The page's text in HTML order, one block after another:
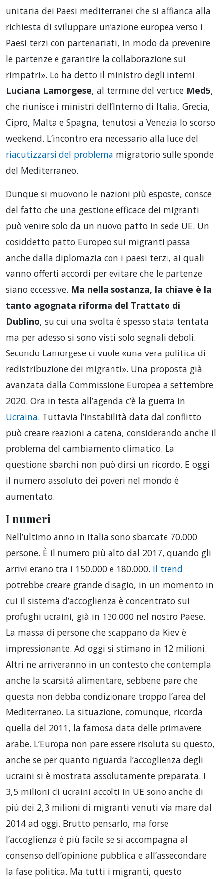
unitaria dei Paesi mediterranei che si affianca alla
richiesta di sviluppare un’azione europea verso i
Paesi terzi con partenariati, in modo da prevenire
le partenze e garantire la collaborazione sui
rimpatri». Lo ha detto il ministro degli interni
Luciana Lamorgese, al termine del vertice Med5,
che riunisce i ministri dell’Interno di Italia, Grecia,
Cipro, Malta e Spagna, tenutosi a Venezia lo scorso
weekend. L’incontro era necessario alla luce del
riacutizzarsi del problema migratorio sulle sponde
del Mediterraneo.
Dunque si muovono le nazioni più esposte, consce
del fatto che una gestione efficace dei migranti
può venire solo da un nuovo patto in sede UE. Un
cosiddetto patto Europeo sui migranti passa
anche dalla diplomazia con i paesi terzi, ai quali
vanno offerti accordi per evitare che le partenze
siano eccessive. Ma nella sostanza, la chiave è la
tanto agognata riforma del Trattato di
Dublino, su cui una svolta è spesso stata tentata
ma per adesso si sono visti solo segnali deboli.
Secondo Lamorgese ci vuole «una vera politica di
redistribuzione dei migranti». Una proposta già
avanzata dalla Commissione Europea a settembre
2020. Ora in testa all’agenda c’è la guerra in
Ucraina. Tuttavia l’instabilità data dal conflitto
può creare reazioni a catena, considerando anche il
problema del cambiamento climatico. La
questione sbarchi non può dirsi un ricordo. E oggi
il numero assoluto dei poveri nel mondo è
aumentato.
I numeri
Nell’ultimo anno in Italia sono sbarcate 70.000
persone. È il numero più alto dal 2017, quando gli
arrivi erano tra i 150.000 e 180.000. Il trend
potrebbe creare grande disagio, in un momento in
cui il sistema d’accoglienza è concentrato sui
profughi ucraini, già in 130.000 nel nostro Paese.
La massa di persone che scappano da Kiev è
impressionante. Ad oggi si stimano in 12 milioni.
Altri ne arriveranno in un contesto che contempla
anche la scarsità alimentare, sebbene pare che
questa non debba condizionare troppo l’area del
Mediterraneo. La situazione, comunque, ricorda
quella del 2011, la famosa data delle primavere
arabe. L’Europa non pare essere risoluta su questo,
anche se per quanto riguarda l’accoglienza degli
ucraini si è mostrata assolutamente preparata. I
3,5 milioni di ucraini accolti in UE sono anche di
più dei 2,3 milioni di migranti venuti via mare dal
2014 ad oggi. Brutto pensarlo, ma forse
l’accoglienza è più facile se si accompagna al
consenso dell’opinione pubblica e all’assecondare
la fase politica. Ma tutti i migranti, questo